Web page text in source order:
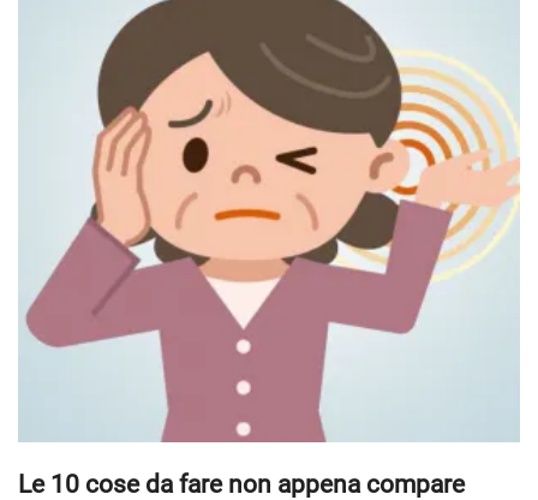
Le 10 cose da fare non appena compare